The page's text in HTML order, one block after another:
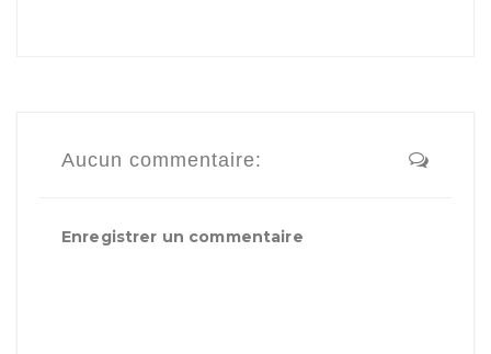
Aucun commentaire:
Enregistrer un commentaire